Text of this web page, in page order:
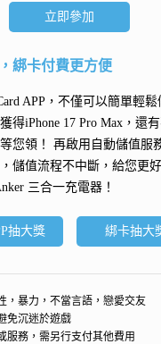
立即參加
綁卡付費更方便
APP，不僅可以簡單輕
得iPhone 17 Pro Max ，還
您領！ 再啟用自動儲值服
儲值流程不中斷，給您更
三合一充電器 ！
抽大獎 綁卡抽大
，暴力，不當言語，戀愛交友
免沉迷於遊戲
服務，需另行支付其他費用